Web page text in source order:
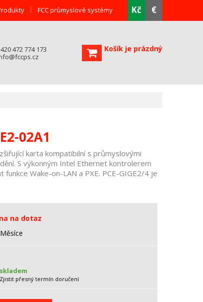
Kč €
FCC průmyslové systémy
Košík je prázdný
472 774 173
02A1
karta kompatibilní s průmyslovými
S výkonným Intel Ethernet kontrolerem
Wake-on-LAN a PXE. PCE-GIGE2/4 je
na dotaz
skladem
Zjistit přesný termín doručení